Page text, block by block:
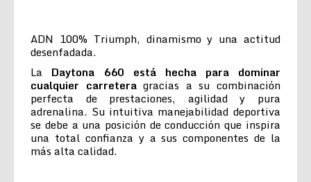
ADN 100% Triumph, dinamismo y una actitud
desenfadada.
La Daytona 660 está hecha para dominar
cualquier carreteragracias a su combinación
perfecta de prestaciones, agilidad y pura
adrenalina. Su intuitiva manejabilidad deportiva
se debe a una posición de conducción que inspira
una total confianza y a sus componentes de la
más alta calidad.